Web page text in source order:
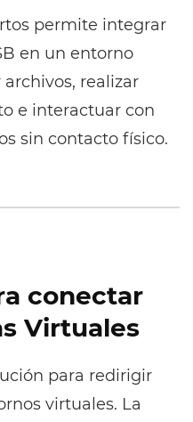
permite integrar
en un entorno
realizar
e interactuar con
sin contacto físico.
conectar
Virtuales
para redirigir
virtuales. La